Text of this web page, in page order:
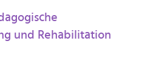
und Rehabilitation